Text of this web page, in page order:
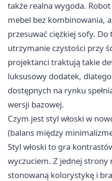
także realna wygoda.
mebel bez kombinowania,
przesuwać ciężkiej sofy. Do
utrzymanie czystości przy
projektanci traktują takie
luksusowy dodatek,
dostępnych na rynku
wersji bazowej.
Czym jest styl włoski w
(balans między
Styl włoski to gra
wyczuciem. Z jednej strony
stonowaną kolorystykę i